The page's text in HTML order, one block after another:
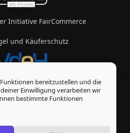
bereitzustellen und die
Einwilligung verarbeiten wir
bestimmte Funktionen
Initiative FairCommerce
und Käuferschutz
des eZigarettenhandels